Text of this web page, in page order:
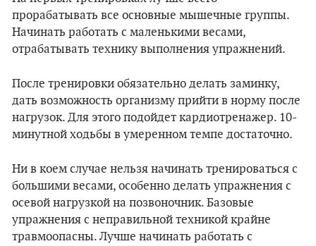
прорабатывать все основные мышечные группы.
Начинать работать с маленькими весами,
отрабатывать технику выполнения упражнений.
После тренировки обязательно делать заминку,
дать возможность организму прийти в норму после
нагрузок. Для этого подойдет кардиотренажер. 10-
минутной ходьбы в умеренном темпе достаточно.
Ни в коем случае нельзя начинать тренироваться с
большими весами, особенно делать упражнения с
осевой нагрузкой на позвоночник. Базовые
упражнения с неправильной техникой крайне
травмоопасны. Лучше начинать работать с